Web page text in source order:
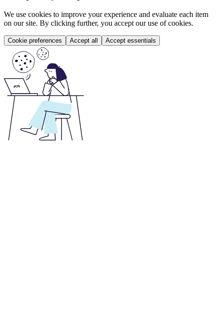
We use cookies to improve your experience and evaluate each item
on our site. By clicking further, you accept our use of cookies.
Cookie preferences Accept all Accept essentials